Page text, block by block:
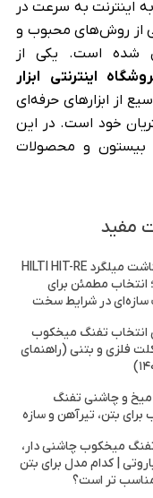
اینترنت به سرعت در
از روش‌های محبوب و
شده است. یکی از
اینترنتی ابزار
از ابزارهای حرفه‌ای
خود است. در این
بیستون و محصولات
مفید
چسب کاشت میلگرد HILTI HIT-RE
500 V4؛ انتخاب مطمئن برای
سازه‌ای در شرایط سخت
انتخاب تفنگ میخکوب
فلزی و بتنی (راهنمای
میخ و چاشنی تفنگ
بتن، تیرآهن و سازه
میخکوب چاشنی دار،
| کدام مدل برای بتن
تر است؟